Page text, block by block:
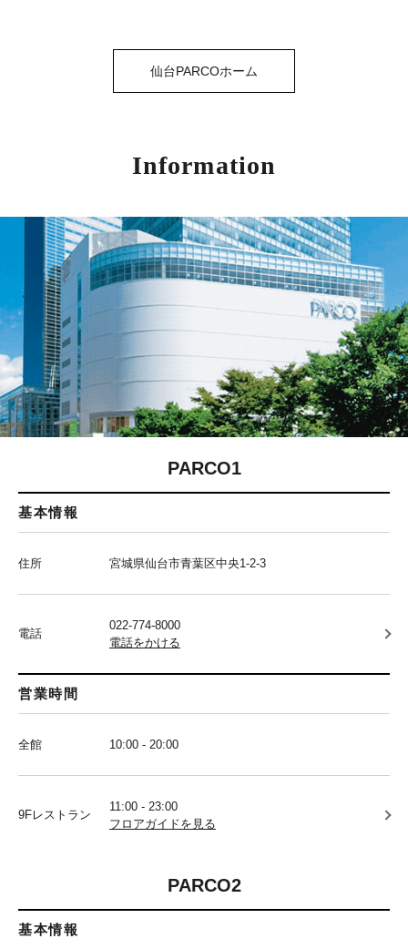
仙台PARCOホーム
Information
PARCO1
基本情報
住所 宮城県仙台市青葉区中央1-2-3
電話
022-774-8000
電話をかける
営業時間
全館 10:00 - 20:00
9Fレストラン
11:00 - 23:00
フロアガイドを見る
PARCO2
基本情報